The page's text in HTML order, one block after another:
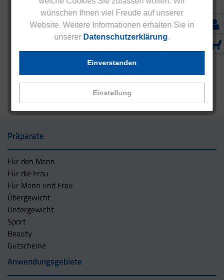
wünschen Ihnen viel Freude auf unserer
Website. Weitere Informationen erhalten Sie in
unserer Datenschutzerklärung.
Einstellung
Einverstanden
Präparate
Für den Mann
Für die Frau
Für Mann und Frau
Übergewicht
Untergewicht
Sport
Beauty
Gutscheine
Anwendungsgebiete